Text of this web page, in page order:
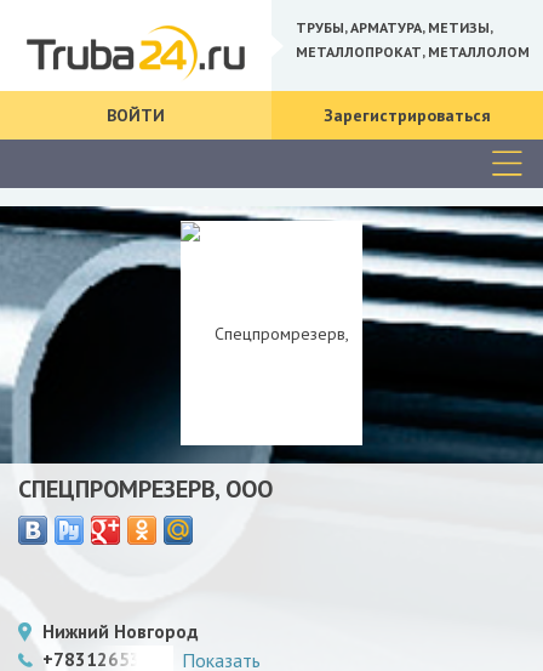
ТРУБЫ, АРМАТУРА, МЕТИЗЫ,
МЕТАЛЛОПРОКАТ, МЕТАЛЛОЛОМ
ВОЙТИ Зарегистрироваться
СПЕЦПРОМРЕЗЕРВ, ООО
Нижний Новгород
+78312653510
Показать